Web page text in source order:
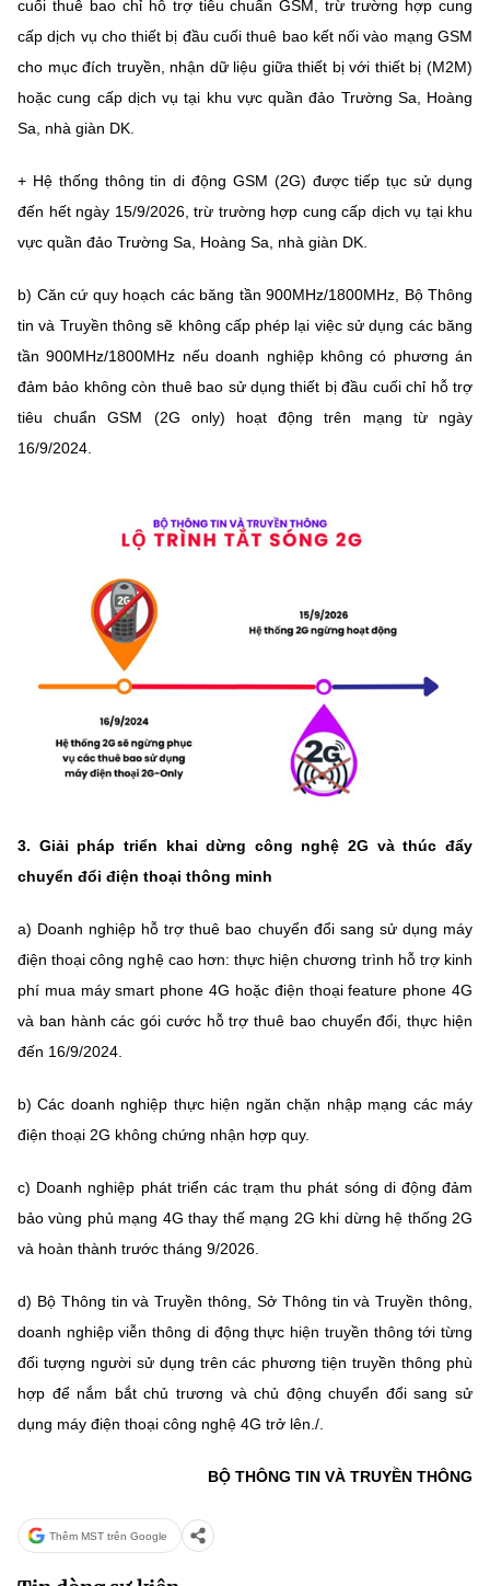
cuối thuê bao chỉ hỗ trợ tiêu chuẩn GSM, trừ trường hợp cung
cấp dịch vụ cho thiết bị đầu cuối thuê bao kết nối vào mạng GSM
cho mục đích truyền, nhận dữ liệu giữa thiết bị với thiết bị (M2M)
hoặc cung cấp dịch vụ tại khu vực quần đảo Trường Sa, Hoàng
Sa, nhà giàn DK.
+ Hệ thống thông tin di động GSM (2G) được tiếp tục sử dụng
đến hết ngày 15/9/2026, trừ trường hợp cung cấp dịch vụ tại khu
vực quần đảo Trường Sa, Hoàng Sa, nhà giàn DK.
b) Căn cứ quy hoạch các băng tần 900MHz/1800MHz, Bộ Thông
tin và Truyền thông sẽ không cấp phép lại việc sử dụng các băng
tần 900MHz/1800MHz nếu doanh nghiệp không có phương án
đảm bảo không còn thuê bao sử dụng thiết bị đầu cuối chỉ hỗ trợ
tiêu chuẩn GSM (2G only) hoạt động trên mạng từ ngày
16/9/2024.
3. Giải pháp triển khai dừng công nghệ 2G và thúc đẩy
chuyển đổi điện thoại thông minh
a) Doanh nghiệp hỗ trợ thuê bao chuyển đổi sang sử dụng máy
điện thoại công nghệ cao hơn: thực hiện chương trình hỗ trợ kinh
phí mua máy smart phone 4G hoặc điện thoại feature phone 4G
và ban hành các gói cước hỗ trợ thuê bao chuyển đổi, thực hiện
đến 16/9/2024.
b) Các doanh nghiệp thực hiện ngăn chặn nhập mạng các máy
điện thoại 2G không chứng nhận hợp quy.
c) Doanh nghiệp phát triển các trạm thu phát sóng di động đảm
bảo vùng phủ mạng 4G thay thế mạng 2G khi dừng hệ thống 2G
và hoàn thành trước tháng 9/2026.
d) Bộ Thông tin và Truyền thông, Sở Thông tin và Truyền thông,
doanh nghiệp viễn thông di động thực hiện truyền thông tới từng
đối tượng người sử dụng trên các phương tiện truyền thông phù
hợp để nắm bắt chủ trương và chủ động chuyển đổi sang sử
dụng máy điện thoại công nghệ 4G trở lên./.
BỘ THÔNG TIN VÀ TRUYỀN THÔNG
Thêm MST trên Google